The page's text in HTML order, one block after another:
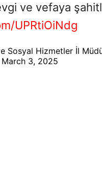
ve vefaya
UPRtiOiNdg
Sosyal Hizmetler İl
March 3, 2025